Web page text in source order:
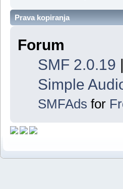
Prava kopiranja
Forum
SMF 2.0.19 |
Simple
SMFAds for